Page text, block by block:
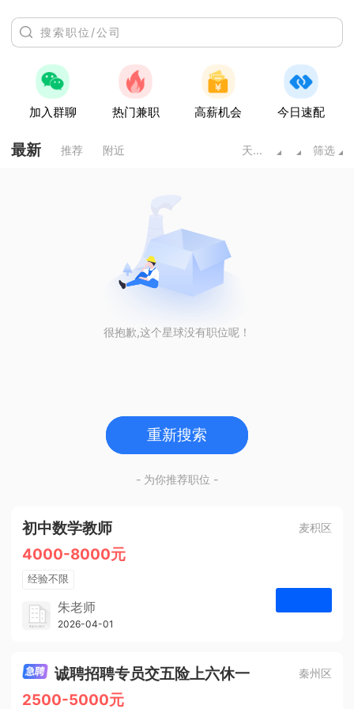
加入群聊 热门兼职 高薪机会 今日速配
最新 推荐 附近 天水甘肃 筛选
很抱歉,这个星球没有职位呢！
重新搜索
- 为你推荐职位 -
初中数学教师 麦积区
4000-8000元
经验不限
学历不限
1人
朱老师
博学启智教育
2026-04-01
诚聘招聘专员交五险上六休一 秦州区
2500-5000元